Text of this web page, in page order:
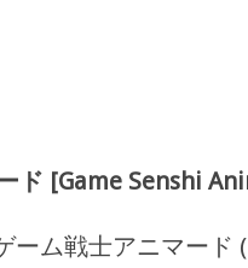
ド [Game Senshi
ーム戦士アニマード